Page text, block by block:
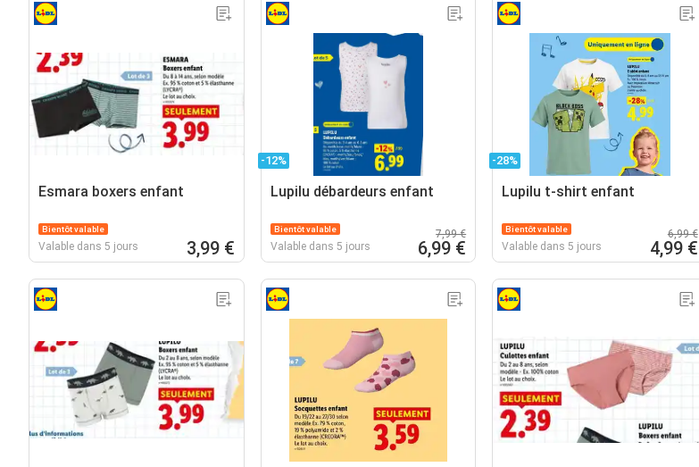
Esmara boxers enfant
Bientôt valable
Valable dans 5 jours 3,99 €
-12%
Lupilu débardeurs enfant
Bientôt valable
Valable dans 5 jours
7,99 €
6,99 €
-28%
Lupilu t-shirt enfant
Bientôt valable
Valable dans 5 jours
6,99 €
4,99 €